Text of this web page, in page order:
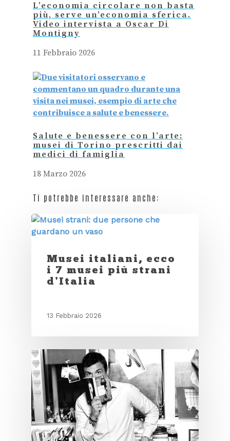
L’economia circolare non basta
più, serve un’economia sferica.
Video intervista a Oscar Di
Montigny
11 Febbraio 2026
Salute e benessere con l’arte:
musei di Torino prescritti dai
medici di famiglia
18 Marzo 2026
Ti potrebbe interessare anche:
Musei italiani, ecco
i 7 musei più strani
d’Italia
13 Febbraio 2026